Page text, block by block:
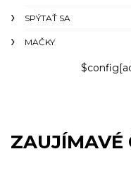
SPÝTAŤ SA
MAČKY
ZAUJÍMAVÉ